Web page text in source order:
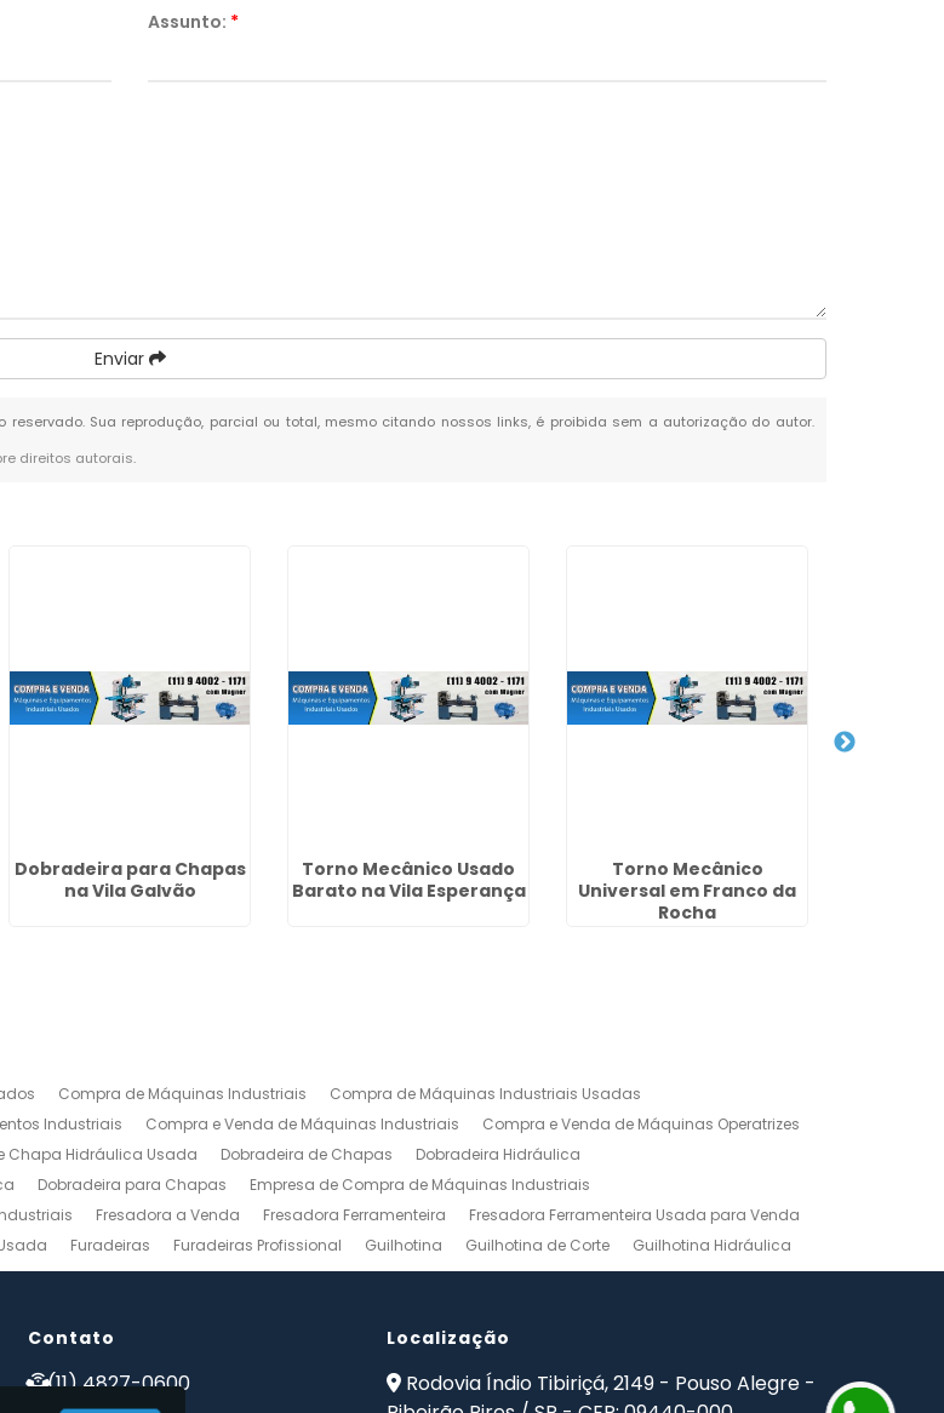
Assunto: *
Enviar
reservado. Sua reprodução, parcial ou total, mesmo citando nossos links, é proibida sem a autorização do autor.
direitos autorais.
Dobradeira para Chapas
na Vila Galvão
Torno Mecânico Usado
Barato na Vila Esperança
Torno Mecânico
Universal em Franco da
Rocha
Compra de Máquinas Industriais
Compra de Máquinas Industriais Usadas
Industriais Compra e Venda de Máquinas Industriais
Compra e Venda de Máquinas Operatrizes
Chapa Hidráulica Usada Dobradeira de Chapas
Dobradeira Hidráulica
Dobradeira para Chapas
Empresa de Compra de Máquinas Industriais
Fresadora a Venda Fresadora Ferramenteira
Fresadora Ferramenteira Usada para Venda
Furadeiras Furadeiras Profissional Guilhotina Guilhotina de Corte
Guilhotina Hidráulica
para Marcenaria Maquinas para Marcenaria a Venda
Maquinas para Marceneiro
Industriais Venda de Máquinas Industriais Usadas
Ferramentas Industriais Compra e Venda
Contato
(11) 4827-0600
Localização
Rodovia Índio Tibiriçá, 2149 - Pouso Alegre -